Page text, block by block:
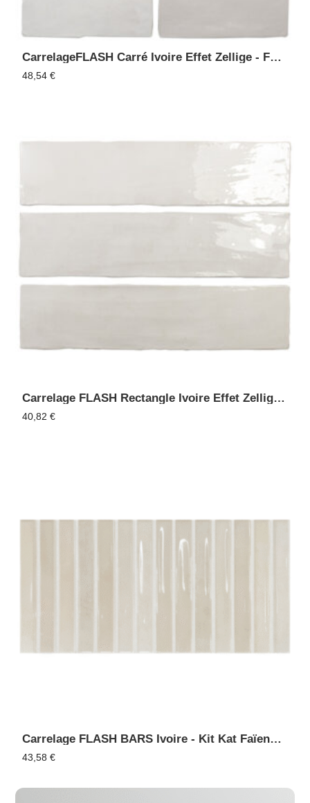
CarrelageFLASH Carré Ivoire Effet Zellige - Faïence Murale
48,54€
Carrelage FLASH Rectangle Ivoire Effet Zellige - Faïence Murale
40,82€
Carrelage FLASH BARS Ivoire - Kit Kat Faïence En Relief
43,58€